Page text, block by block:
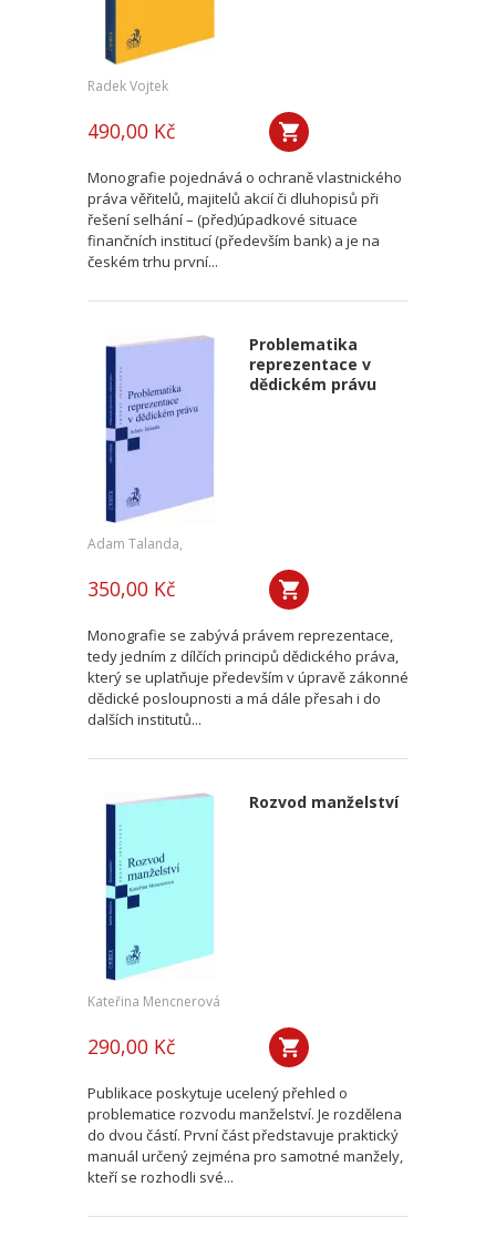
Radek Vojtek
490,00 Kč
Monografie pojednává o ochraně vlastnického
práva věřitelů, majitelů akcií či dluhopisů při
řešení selhání – (před)úpadkové situace
finančních institucí (především bank) a je na
českém trhu první...
Problematika
reprezentace v
dědickém právu
Adam Talanda,
350,00 Kč
Monografie se zabývá právem reprezentace,
tedy jedním z dílčích principů dědického práva,
který se uplatňuje především v úpravě zákonné
dědické posloupnosti a má dále přesah i do
dalších institutů...
Rozvod manželství
Kateřina Mencnerová
290,00 Kč
Publikace poskytuje ucelený přehled o
problematice rozvodu manželství. Je rozdělena
do dvou částí. První část představuje praktický
manuál určený zejména pro samotné manžely,
kteří se rozhodli své...